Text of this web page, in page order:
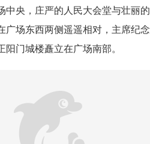
中央，庄严的人民大会堂与壮丽
广场东西两侧遥遥相对，主席纪
阳门城楼矗立在广场南部。